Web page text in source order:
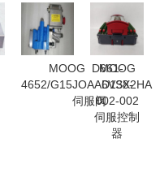
MOOG D661-
4652/G15JOAA6VSX2HA
伺服阀
MOOG
D138-
002-002
伺服控制
器